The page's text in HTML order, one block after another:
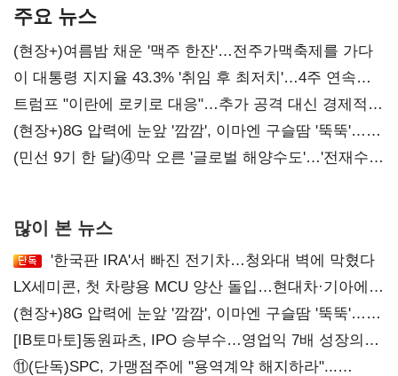
주요 뉴스
(현장+)여름밤 채운 '맥주 한잔'…전주가맥축제를 가다
이 대통령 지지율 43.3% '취임 후 최저치'…4주 연속
'하락'
트럼프 "이란에 로키로 대응"…추가 공격 대신 경제적
압박 시사
(현장+)8G 압력에 눈앞 '깜깜', 이마엔 구슬땀 '뚝뚝'…
화려한 에어쇼 뒤 땀방울
(민선 9기 한 달)④막 오른 '글로벌 해양수도'…'전재수
많이 본 뉴스
'한국판 IRA'서 빠진 전기차…청와대 벽에 막혔다
LX세미콘, 첫 차량용 MCU 양산 돌입…현대차·기아에
공급
(현장+)8G 압력에 눈앞 '깜깜', 이마엔 구슬땀 '뚝뚝'…
화려한 에어쇼 뒤 땀방울
[IB토마토]동원파츠, IPO 승부수…영업익 7배 성장의
이면은 고객 편중
⑪(단독)SPC, 가맹점주에 "용역계약 해지하라"...